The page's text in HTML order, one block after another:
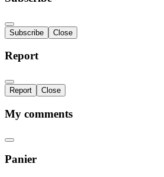
Subscribe Close
Report
Report Close
My comments
Panier